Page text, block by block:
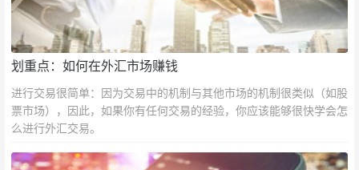
划重点：如何在外汇市场赚钱
进行交易很简单：因为交易中的机制与其他市场的机制很类似（如股
票市场），因此，如果你有任何交易的经验，你应该能够很快学会怎
么进行外汇交易。